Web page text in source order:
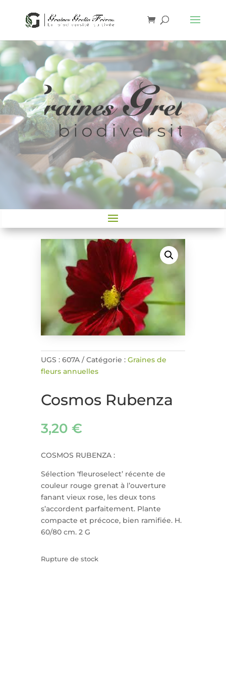
UGS : 607A Catégorie : Graines de
fleurs annuelles
Cosmos Rubenza
3,20 €
COSMOS RUBENZA :
Sélection ‘fleuroselect’ récente de
couleur rouge grenat à l’ouverture
fanant vieux rose, les deux tons
s’accordent parfaitement. Plante
compacte et précoce, bien ramifiée. H.
60/80 cm. 2 G
Rupture de stock